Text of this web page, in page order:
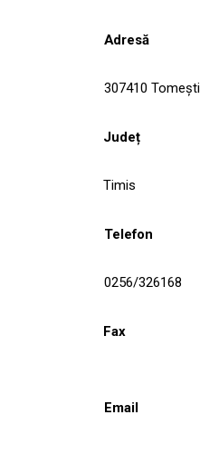
Adresă
307410 Tomeşti
Județ
Timis
Telefon
0256/326168
Fax
Email